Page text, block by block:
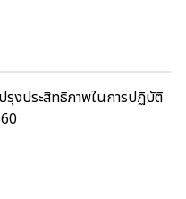
รุงประสิทธิภาพในการปฏิบัติ